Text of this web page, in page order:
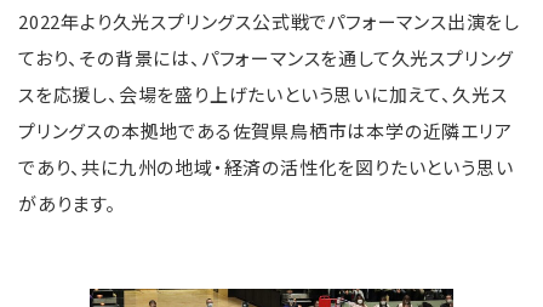
2022年より久光スプリングス公式戦でパフォーマンス出演をし
ており、その背景には、パフォーマンスを通して久光スプリング
スを応援し、会場を盛り上げたいという思いに加えて、久光ス
プリングスの本拠地である佐賀県鳥栖市は本学の近隣エリア
であり、共に九州の地域・経済の活性化を図りたいという思い
があります。